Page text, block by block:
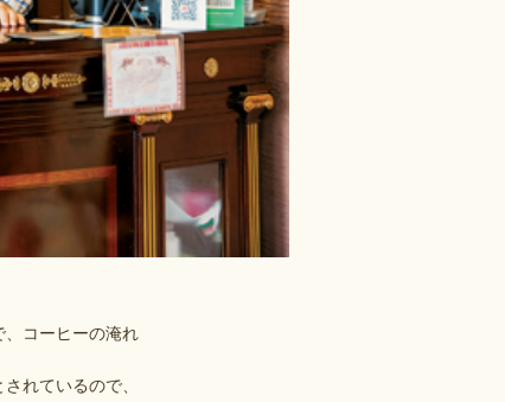
、コーヒーの淹れ
れているので、